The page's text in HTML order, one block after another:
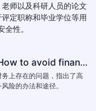
师以及科研人员的论文
定职称和毕业学位等用
性。
高校如何规避财务管理风险How to avoid financial risk management colleges
上存在的问题，指出了高
险的办法和途径。